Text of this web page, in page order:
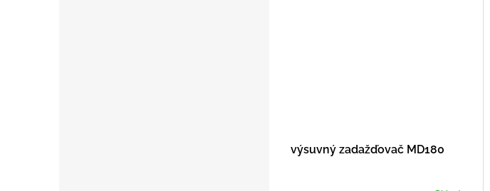
výsuvný zadažďovač MD180